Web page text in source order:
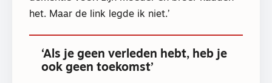
het. Maar de link legde ik niet.’
‘Als je geen verleden hebt, heb je
ook geen toekomst’